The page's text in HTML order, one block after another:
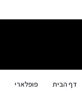
דף הבית פופלארי